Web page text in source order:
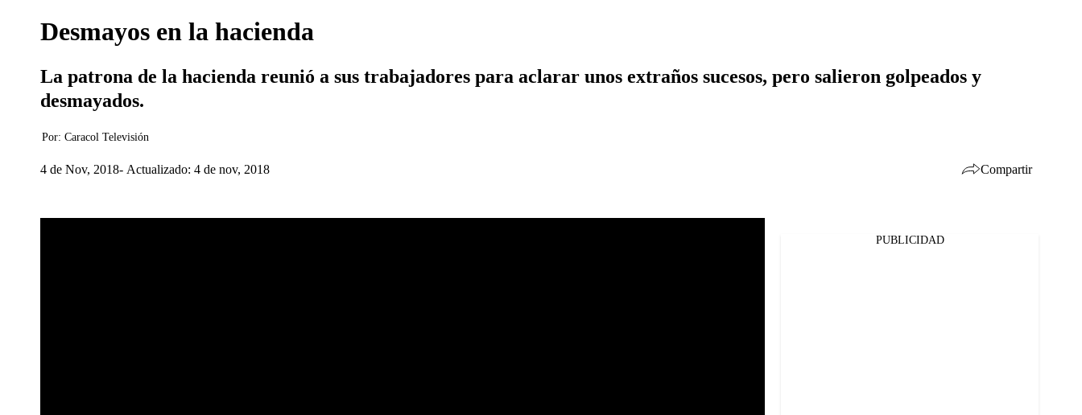
Desmayos en la hacienda
La patrona de la hacienda reunió a sus trabajadores para aclarar unos extraños sucesos, pero salieron golpeados y
desmayados.
Por: Caracol Televisión
4 de Nov, 2018 Actualizado: 4 de nov, 2018 Compartir
PUBLICIDAD